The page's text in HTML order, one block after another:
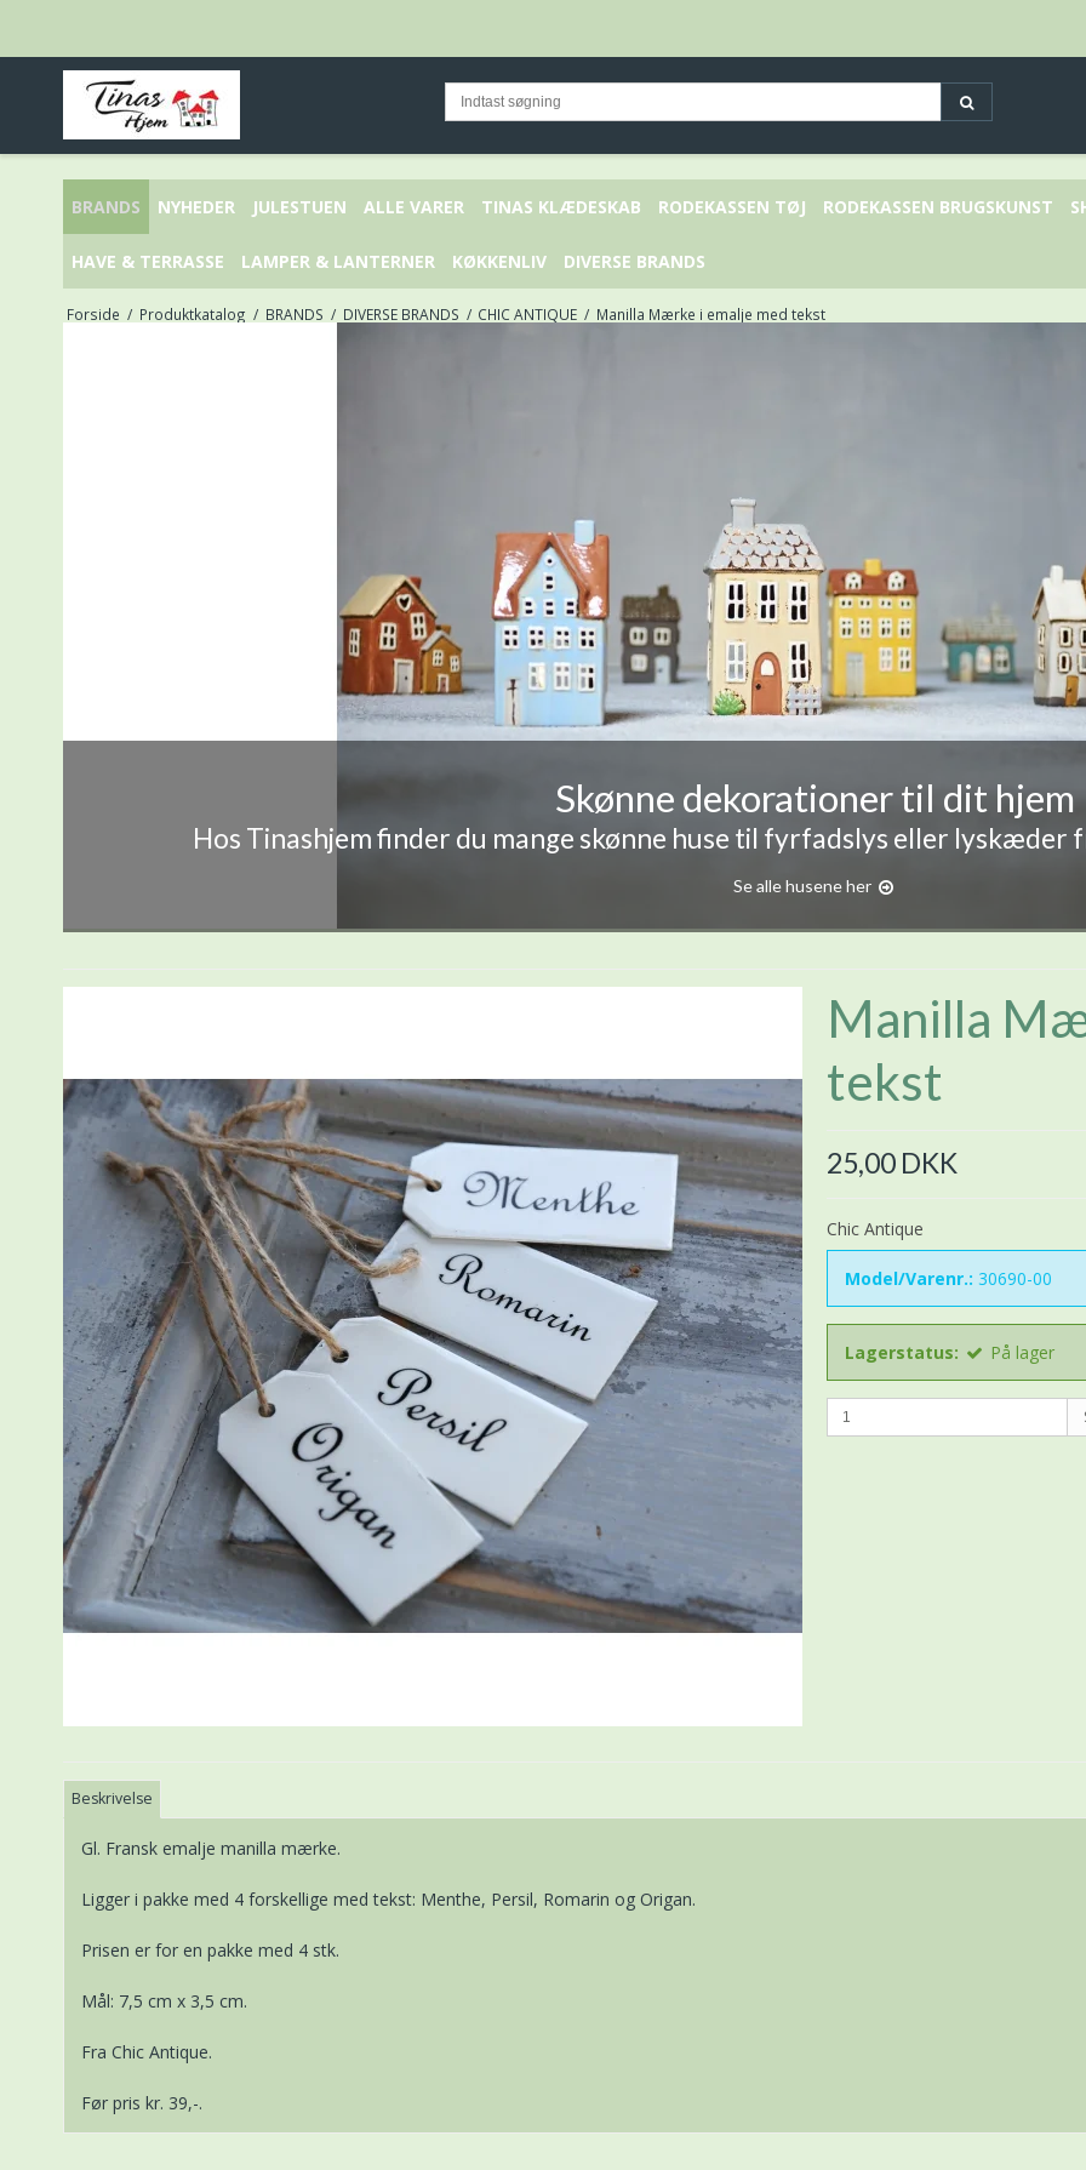
BRANDS NYHEDER JULESTUEN ALLE VARER TINAS KLÆDESKAB RODEKASSEN TØJ RODEKASSEN BRUGSKUNST
HAVE & TERRASSE LAMPER & LANTERNER KØKKENLIV DIVERSE BRANDS
Forside / Produktkatalog / BRANDS / DIVERSE BRANDS / CHIC ANTIQUE / Manilla Mærke i emalje med tekst
Skønne dekorationer til dit hjem
Hos Tinashjem finder du mange skønne huse til fyrfadslys eller lyskæder
Se alle husene her
Manilla
tekst
25,00 DKK
Chic Antique
Model/Varenr.: 30690-00
Lagerstatus: På lager
Beskrivelse
Gl. Fransk emalje manilla mærke.
Ligger i pakke med 4 forskellige med tekst: Menthe, Persil, Romarin og Origan.
Prisen er for en pakke med 4 stk.
Mål: 7,5 cm x 3,5 cm.
Fra Chic Antique.
Før pris kr. 39,-.